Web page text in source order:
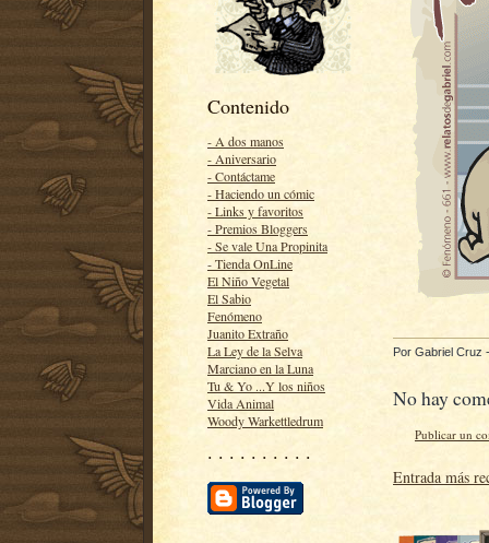
Contenido
- A dos manos
- Aniversario
- Contáctame
- Haciendo un cómic
- Links y favoritos
- Premios Bloggers
- Se vale Una Propinita
- Tienda OnLine
El Niño Vegetal
El Sabio
Fenómeno
Juanito Extraño
La Ley de la Selva
Marciano en la Luna
Tu & Yo ...Y los niños
Vida Animal
Woody Warkettledrum
· · · · · · · · · ·
Por Gabriel Cruz
No hay
Publicar un
Entrada más